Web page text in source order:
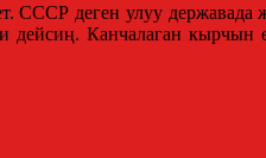
СССР деген улуу державада
дейсиң. Канчалаган